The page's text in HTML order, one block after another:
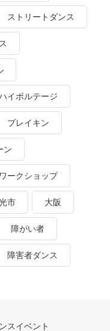
ストリートダンス
イボルテージ
ブレイキン
ン
ワークショップ
市 大阪
障がい者
障害者ダンス
スイベント